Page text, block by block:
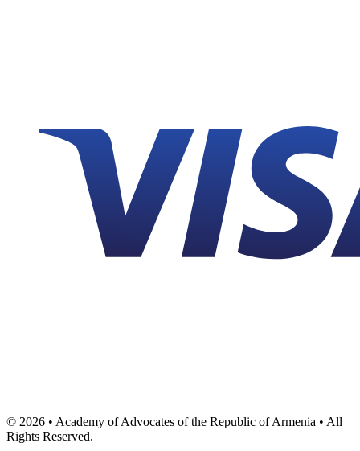
© 2026 • Academy of Advocates of the Republic of Armenia • All
Rights Reserved.